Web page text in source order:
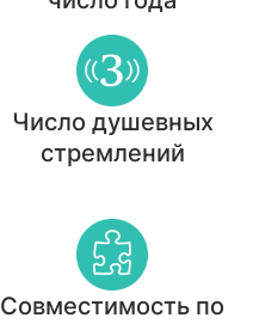
Число душевных
стремлений
Совместимость по